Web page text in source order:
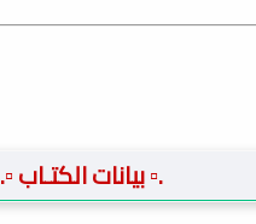
.▫️ بيانات الكتـاب ▫️.